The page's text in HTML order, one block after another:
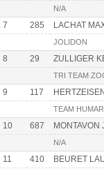
N/A
7 285 LACHAT
JOLIDON
8 29 ZULLIGER
TRI TEAM
9 117
TEAM
10 687 MONTAVON
N/A
11 410 BEURET